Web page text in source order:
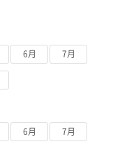
6月 7月
6月 7月